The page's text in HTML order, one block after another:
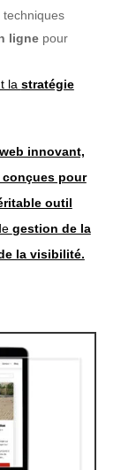
techniques
lignepour
la stratégie
innovant,
pour
outil
gestion de la
la visibilité.